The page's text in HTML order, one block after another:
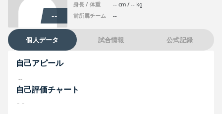
--
身長 / 体重
-- cm / -- kg
前所属チーム
--
個人データ 試合情報 公式記録
自己アピール
--
自己評価チャート
--